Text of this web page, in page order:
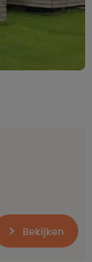
Bekijken